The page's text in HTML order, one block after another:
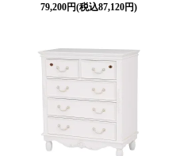
79,200円(税込87,120円)